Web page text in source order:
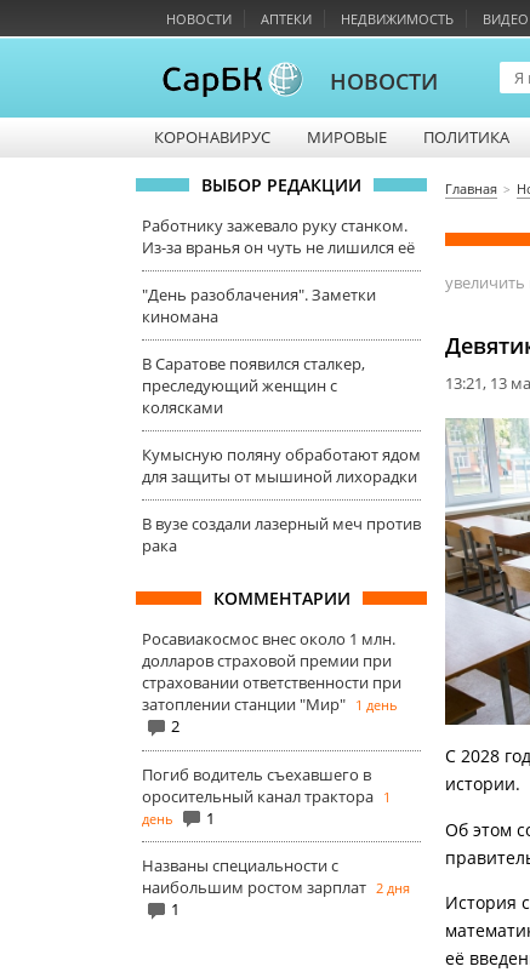
НОВОСТИ АПТЕКИ НЕДВИЖИМОСТЬ ВИДЕО
НОВОСТИ
КОРОНАВИРУС
МИРОВЫЕ ПОЛИТИКА
ВЫБОР РЕДАКЦИИ
Работнику зажевало руку станком.
Из-за вранья он чуть не лишился её
"День разоблачения". Заметки
киномана
В Саратове появился сталкер,
преследующий женщин с
колясками
Кумысную поляну обработают ядом
для защиты от мышиной лихорадки
В вузе создали лазерный меч против
рака
КОММЕНТАРИИ
Росавиакосмос внес около 1 млн.
долларов страховой премии при
страховании ответственности при
затоплении станции "Мир" 1 день
2
Погиб водитель съехавшего в
оросительный канал трактора 1
день
1
Названы специальности с
наибольшим ростом зарплат 2 дня
1
Главная
13:21, 13
С 2028
истории.
Об этом
История
её